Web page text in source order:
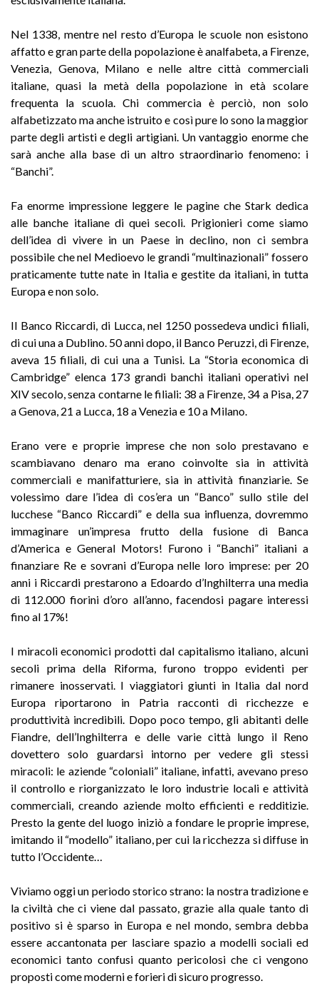
Nel 1338, mentre nel resto d’Europa le scuole non esistono
affatto e gran parte della popolazione è analfabeta, a Firenze,
Venezia, Genova, Milano e nelle altre città commerciali
italiane, quasi la metà della popolazione in età scolare
frequenta la scuola. Chi commercia è perciò, non solo
alfabetizzato ma anche istruito e così pure lo sono la maggior
parte degli artisti e degli artigiani. Un vantaggio enorme che
sarà anche alla base di un altro straordinario fenomeno: i
“Banchi”.
Fa enorme impressione leggere le pagine che Stark dedica
alle banche italiane di quei secoli. Prigionieri come siamo
dell’idea di vivere in un Paese in declino, non ci sembra
possibile che nel Medioevo le grandi “multinazionali” fossero
praticamente tutte nate in Italia e gestite da italiani, in tutta
Europa e non solo.
Il Banco Riccardi, di Lucca, nel 1250 possedeva undici filiali,
di cui una a Dublino. 50 anni dopo, il Banco Peruzzi, di Firenze,
aveva 15 filiali, di cui una a Tunisi. La “Storia economica di
Cambridge” elenca 173 grandi banchi italiani operativi nel
XIV secolo, senza contarne le filiali: 38 a Firenze, 34 a Pisa, 27
a Genova, 21 a Lucca, 18 a Venezia e 10 a Milano.
Erano vere e proprie imprese che non solo prestavano e
scambiavano denaro ma erano coinvolte sia in attività
commerciali e manifatturiere, sia in attività finanziarie. Se
volessimo dare l’idea di cos’era un “Banco” sullo stile del
lucchese “Banco Riccardi” e della sua influenza, dovremmo
immaginare un’impresa frutto della fusione di Banca
d’America e General Motors! Furono i “Banchi” italiani a
finanziare Re e sovrani d’Europa nelle loro imprese: per 20
anni i Riccardi prestarono a Edoardo d’Inghilterra una media
di 112.000 fiorini d’oro all’anno, facendosi pagare interessi
fino al 17%!
I miracoli economici prodotti dal capitalismo italiano, alcuni
secoli prima della Riforma, furono troppo evidenti per
rimanere inosservati. I viaggiatori giunti in Italia dal nord
Europa riportarono in Patria racconti di ricchezze e
produttività incredibili. Dopo poco tempo, gli abitanti delle
Fiandre, dell’Inghilterra e delle varie città lungo il Reno
dovettero solo guardarsi intorno per vedere gli stessi
miracoli: le aziende “coloniali” italiane, infatti, avevano preso
il controllo e riorganizzato le loro industrie locali e attività
commerciali, creando aziende molto efficienti e redditizie.
Presto la gente del luogo iniziò a fondare le proprie imprese,
imitando il “modello” italiano, per cui la ricchezza si diffuse in
tutto l’Occidente…
Viviamo oggi un periodo storico strano: la nostra tradizione e
la civiltà che ci viene dal passato, grazie alla quale tanto di
positivo si è sparso in Europa e nel mondo, sembra debba
essere accantonata per lasciare spazio a modelli sociali ed
economici tanto confusi quanto pericolosi che ci vengono
proposti come moderni e forieri di sicuro progresso.